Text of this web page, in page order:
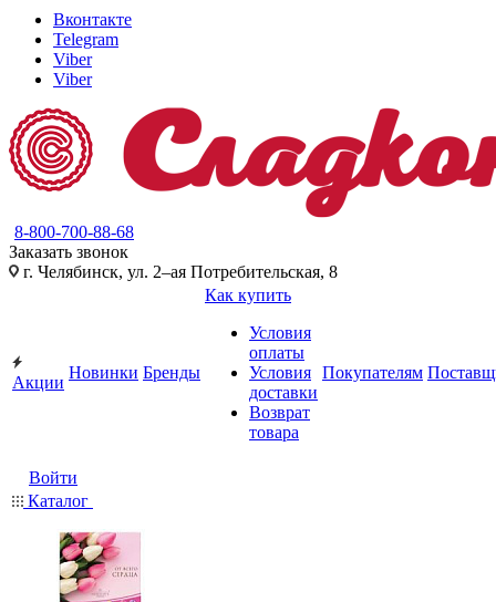
Вконтакте
Telegram
Viber
Viber
8-800-700-88-68
Заказать звонок
г. Челябинск, ул. 2–ая Потребительская, 8
Акции
Новинки Бренды
Как купить
Условия
оплаты
Условия
доставки
Возврат
товара
Покупателям
Войти
Каталог